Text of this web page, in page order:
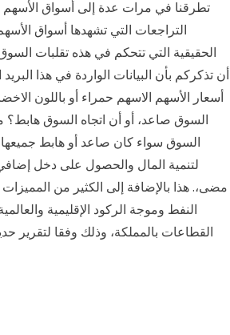
تطرقنا في مرات عدة إلى أسواق
التراجعات التي تشهدها أسواق
الحقيقية التي تتحكم في هذه تقلبات
أن تذكركم بأن البيانات الواردة في هذا
أسعار الأسهم الاسهم حمراء أو باللون
السوق صاعد، أو أن اتجاه السوق هابط؟
السوق سواء كان صاعد أو هابط
لتنمية المال والحصول على دخل
مضى،. هذا بالإضافة إلى الكثير من
النفط وموجة الركود الإقليمية
القطاعات بالمملكة، وذلك وفقا